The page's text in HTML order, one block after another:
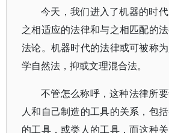
今天，我们进入了机器的时
之相适应的法律和与之相匹配的
法论。机器时代的法律或可被称
学自然法，抑或文理混合法。
不管怎么称呼，这种法律所
人和自己制造的工具的关系，包
的工具，或类人的工具，而这种